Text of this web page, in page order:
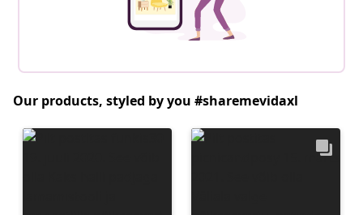
Our products, styled by you #sharemevidaxl